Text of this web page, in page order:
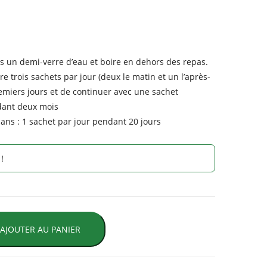
un demi-verre d’eau et boire en dehors des repas.
trois sachets par jour (deux le matin et un l’après-
jours et de continuer avec une sachet
deux mois
: 1 sachet par jour pendant 20 jours
AJOUTER AU PANIER